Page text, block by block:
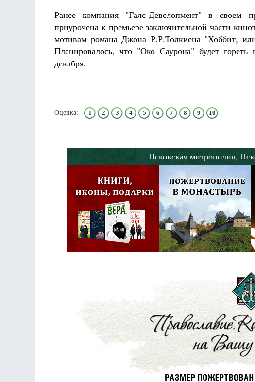
Ранее компания "Галс-Девелопмент" в своем
приурочена к премьере заключительной части
мотивам романа Джона Р.Р.Толкиена "Хоббит,
Планировалось, что "Око Саурона" будет
декабря.
Оценка: 1 2 3 4 5 6 7 8 9 10
Псковская митрополия,